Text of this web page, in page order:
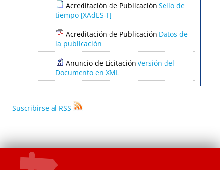
Acreditación de Publicación Sello de
tiempo [XAdES-T]
Acreditación de Publicación Datos de
la publicación
Anuncio de Licitación Versión del
Documento en XML
Suscribirse al RSS